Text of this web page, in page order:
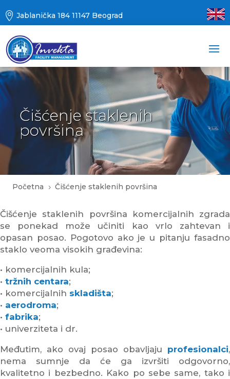
 Jablanička 184 11147 Beograd
Čišćenje staklenih
površina
Početna 5 Čišćenje staklenih površina
Čišćenje staklenih površina komercijalnih zgrada
se ponekad može učiniti kao vrlo zahtevan i
opasan posao. Pogotovo ako je u pitanju fasadno
staklo veoma visokih građevina:
• komercijalnih kula;
• tržnih centara;
• komercijalnih skladišta;
• aerodroma;
• fabrika;
• univerziteta i dr.
Međutim, ako ovaj posao obavljaju profesionalci,
nema sumnje da će ga izvršiti odgovorno,
kvalitetno i bezbedno. Kako po sebe same, tako i